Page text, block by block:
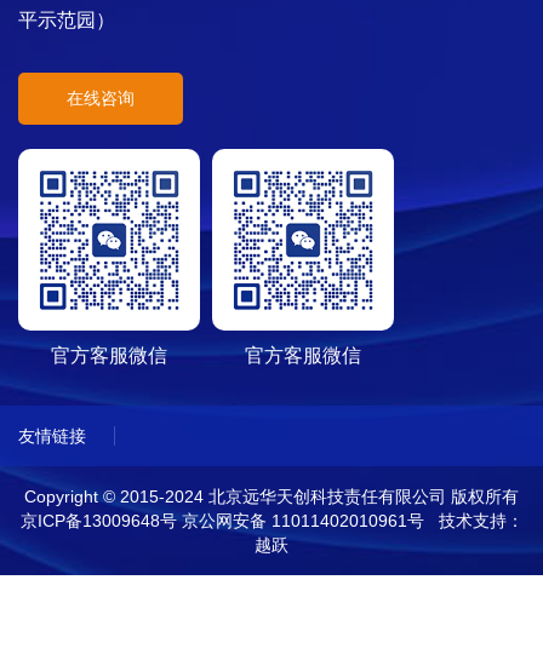
平示范园）
在线咨询
官方客服微信 官方客服微信
友情链接
Copyright © 2015-2024 北京远华天创科技责任有限公司 版权所有
京ICP备13009648号京公网安备 11011402010961号 技术支持：
越跃